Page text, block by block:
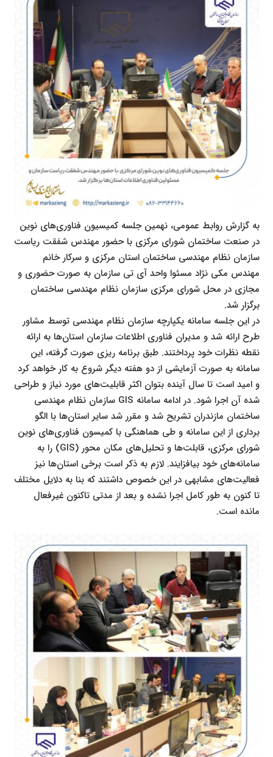
به گزارش روابط عمومی، نهمین جلسه کمیسیون فناوری‌های نوین
در صنعت ساختمان شورای مرکزی با حضور مهندس شفقت ریاست
سازمان نظام مهندسی ساختمان استان مرکزی و سرکار خانم
مهندس مکی نژاد مسئوا واحد آی تی سازمان به صورت حضوری و
مجازی در محل شورای مرکزی سازمان نظام مهندسی ساختمان
برگزار شد.
در این جلسه سامانه یکپارچه سازمان نظام مهندسی توسط مشاور
طرح ارائه شد و مدیران فناوری اطلاعات سازمان استان‌ها به ارائه
نقطه نظرات خود پرداختند. طبق برنامه ریزی صورت گرفته، این
سامانه به صورت آزمایشی از دو هفته دیگر شروع به کار خواهد کرد
و امید است تا سال آینده بتوان اکثر قابلیت‌های مورد نیاز و طراحی
شده آن اجرا شود. در ادامه سامانه GIS سازمان نظام مهندسی
ساختمان مازندران تشریح شد و مقرر شد سایر استان‌ها با الگو
برداری از این سامانه و طی هماهنگی با کمیسون فناوری‌های نوین
شورای مرکزی، قابلت‌ها و تحلیل‌های مکان محور (GIS) را به
سامانه‌های خود بیافزایند. لازم به ذکر است برخی استان‌ها نیز
فعالیت‌های مشابهی در این خصوص داشتند که بنا به دلایل مختلف
تا کنون به طور کامل اجرا نشده و بعد از مدتی تاکنون غیرفعال
مانده است.